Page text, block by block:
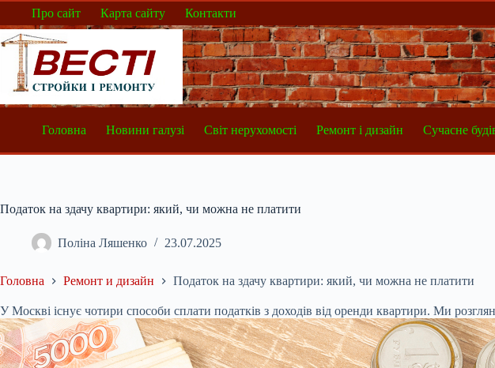
Перейти
вмісту
Про сайт Карта сайту Контакти
Головна Новини галузі Світ нерухомості Ремонт і дизайн Сучасне
Податок на здачу квартири: який, чи можна не платити
Поліна Ляшенко 23.07.2025
Головна Ремонт и дизайн Податок на здачу квартири: який, чи можна не платити
У Москві існує чотири способи сплати податків з доходів від оренди квартири. Ми